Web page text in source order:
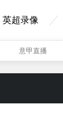
英超录像
意甲直播